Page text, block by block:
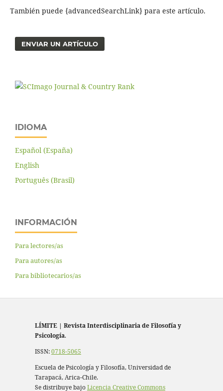
También puede {advancedSearchLink} para este artículo.
ENVIAR UN ARTÍCULO
IDIOMA
Español (España)
English
Português (Brasil)
INFORMACIÓN
Para lectores/as
Para autores/as
Para bibliotecarios/as
LÍMITE | Revista Interdisciplinaria de Filosofía y
Psicología.
ISSN:0718-5065
Escuela de Psicología y Filosofía, Universidad de
Tarapacá, Arica-Chile.
Se distribuye bajoLicencia Creative Commons